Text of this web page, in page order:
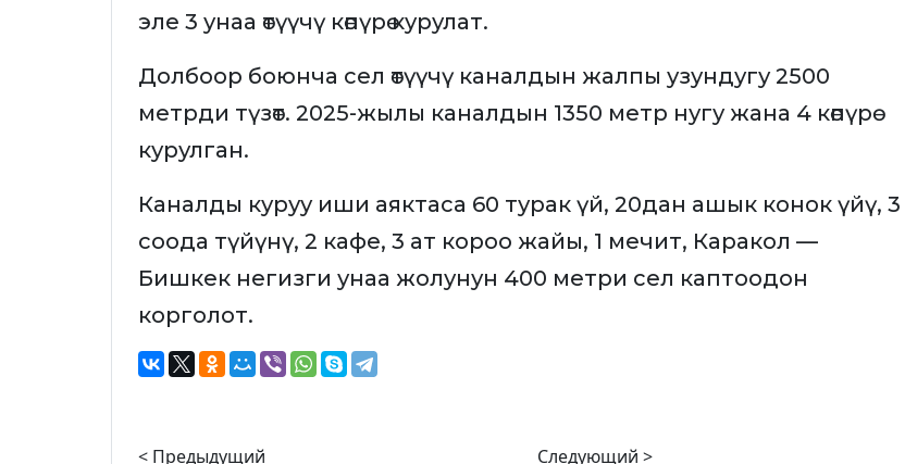
эле 3 унаа өтүүчү көпүрө курулат.
Долбоор боюнча сел өтүүчү каналдын жалпы узундугу 2500
метрди түзөт. 2025-жылы каналдын 1350 метр нугу жана 4 көпүрө
курулган.
Каналды куруу иши аяктаса 60 турак үй, 20дан ашык конок үйү, 3
соода түйүнү, 2 кафе, 3 ат короо жайы, 1 мечит, Каракол —
Бишкек негизги унаа жолунун 400 метри сел каптоодон
корголот.
< Предыдущий
Следующий >